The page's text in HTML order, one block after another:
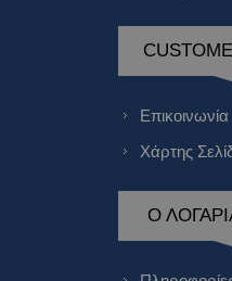
Επικοινωνία
Χάρτης
Ο